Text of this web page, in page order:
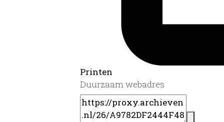
Printen
Duurzaam webadres